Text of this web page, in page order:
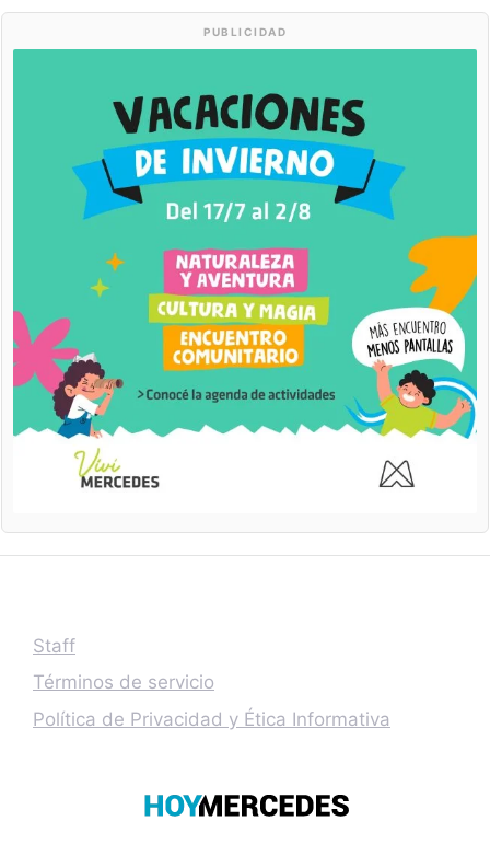
PUBLICIDAD
Staff
Términos de servicio
Política de Privacidad y Ética Informativa